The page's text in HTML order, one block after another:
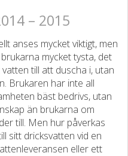
– 2015
anses mycket viktigt, men
mycket tysta, det
till att duscha i, utan
Brukaren har inte all
bäst bedrivs, utan
än brukarna om
till. Men hur påverkas
sitt dricksvatten vid en
eller ett